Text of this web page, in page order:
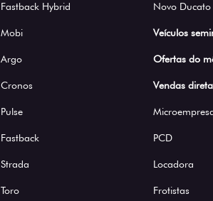
Fastback Hybrid
Mobi
Argo
Cronos
Pulse
Fastback
Strada
Toro
Novo Ducato
Veículos
Ofertas do
Vendas
PCD
Locadora
Frotistas